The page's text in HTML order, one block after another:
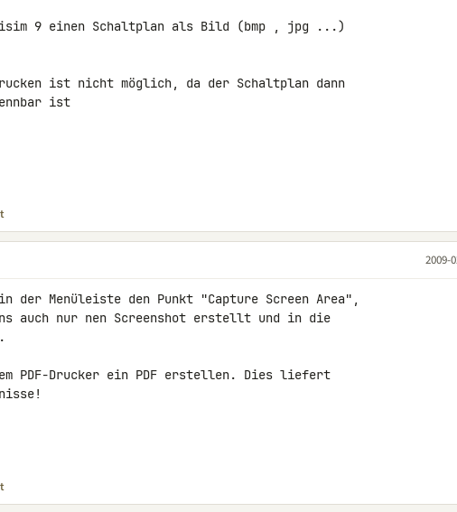
9 einen Schaltplan als Bild (bmp , jpg ...)
ist nicht möglich, da der Schaltplan dann
ist
2009-
Menüleiste den Punkt "Capture Screen Area",
auch nur nen Screenshot erstellt und in die
PDF-Drucker ein PDF erstellen. Dies liefert